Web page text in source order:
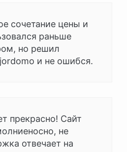
сочетание цены и
раньше
но решил
и не ошибся.
прекрасно! Сайт
не
отвечает на